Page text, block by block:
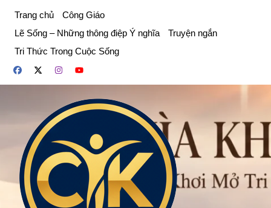
phần
dung
Trang chủ
Công Giáo
Lẽ Sống – Những thông điệp Ý nghĩa
Truyện ngắn
Tri Thức Trong Cuộc Sống